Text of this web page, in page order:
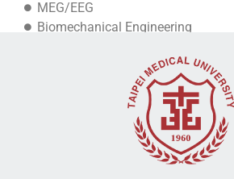
MEG/EEG
Biomechanical Engineering